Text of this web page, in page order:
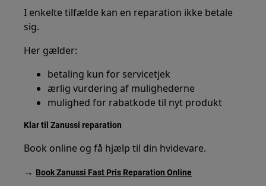
I enkelte tilfælde kan en reparation ikke betale
sig.
Her gælder:
betaling kun for servicetjek
ærlig vurdering af mulighederne
mulighed for rabatkode til nyt produkt
Klar til Zanussi reparation
Book online og få hjælp til din hvidevare.
→ Book Zanussi Fast Pris Reparation Online